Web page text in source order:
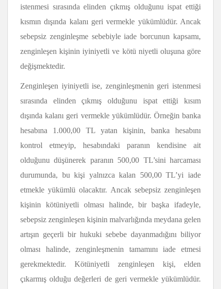
istenmesi sırasında elinden çıkmış olduğunu ispat ettiği
kısmın dışında kalanı geri vermekle yükümlüdür. Ancak
sebepsiz zenginleşme sebebiyle iade borcunun kapsamı,
zenginleşen kişinin iyiniyetli ve kötü niyetli oluşuna göre
değişmektedir.
Zenginleşen iyiniyetli ise, zenginleşmenin geri istenmesi
sırasında elinden çıkmış olduğunu ispat ettiği kısım
dışında kalanı geri vermekle yükümlüdür. Örneğin banka
hesabına 1.000,00 TL yatan kişinin, banka hesabını
kontrol etmeyip, hesabındaki paranın kendisine ait
olduğunu düşünerek paranın 500,00 TL’sini harcaması
durumunda, bu kişi yalnızca kalan 500,00 TL’yi iade
etmekle yükümlü olacaktır. Ancak sebepsiz zenginleşen
kişinin kötüniyetli olması halinde, bir başka ifadeyle,
sebepsiz zenginleşen kişinin malvarlığında meydana gelen
artışın geçerli bir hukuki sebebe dayanmadığını biliyor
olması halinde, zenginleşmenin tamamını iade etmesi
gerekmektedir. Kötüniyetli zenginleşen kişi, elden
çıkarmış olduğu değerleri de geri vermekle yükümlüdür.